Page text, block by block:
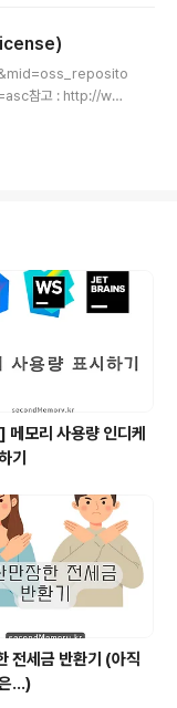
참고 : http://ww
모리 사용량 인디케
기
전세금 반환기 (아직
...)